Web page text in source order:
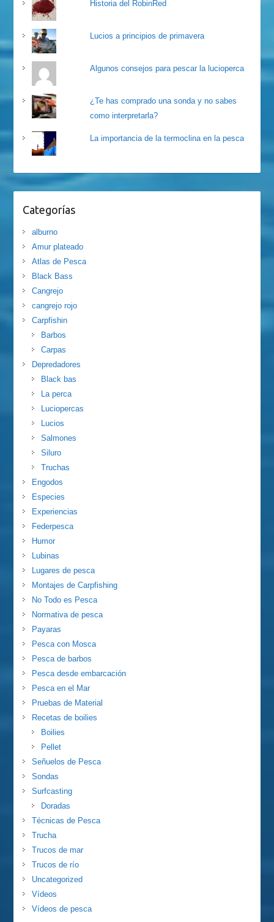
Historia del RobinRed
Lucios a principios de primavera
Algunos consejos para pescar la lucioperca
¿Te has comprado una sonda y no sabes
como interpretarla?
La importancia de la termoclina en la pesca
Categorías
alburno
Amur plateado
Atlas de Pesca
Black Bass
Cangrejo
cangrejo rojo
Carpfishin
Barbos
Carpas
Depredadores
Black bas
La perca
Luciopercas
Lucios
Salmones
Siluro
Truchas
Engodos
Especies
Experiencias
Federpesca
Humor
Lubinas
Lugares de pesca
Montajes de Carpfishing
No Todo es Pesca
Normativa de pesca
Payaras
Pesca con Mosca
Pesca de barbos
Pesca desde embarcación
Pesca en el Mar
Pruebas de Material
Recetas de boilies
Boilies
Pellet
Señuelos de Pesca
Sondas
Surfcasting
Doradas
Técnicas de Pesca
Trucha
Trucos de mar
Trucos de río
Uncategorized
Vídeos
Vídeos de pesca